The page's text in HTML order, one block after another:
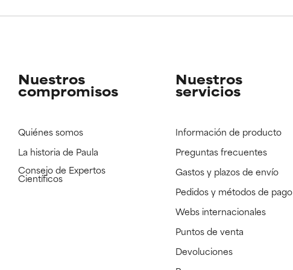
con la información científica disponible pendiente de revisar.
con la información científica disponible pendiente de revisar.
Nuestros
compromisos
Quiénes somos
La historia de Paula
Consejo de Expertos
Científicos
Nuestros
servicios
Información de producto
Preguntas frecuentes
Gastos y plazos de envío
Pedidos y métodos de pago
Webs internacionales
Puntos de venta
Devoluciones